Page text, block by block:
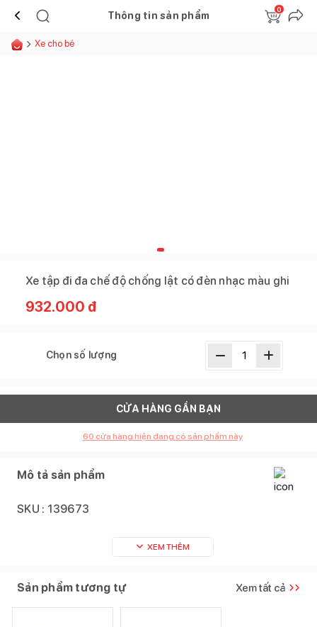
Thông tin sản phẩm
0
Xe cho bé
Xe tập đi đa chế độ chống lật có đèn nhạc màu ghi
932.000 đ
Chọn số lượng
CỬA HÀNG GẦN BẠN
60 cửa hàng hiện đang có sản phẩm này
Mô tả sản phẩm
SKU : 139673
XEM THÊM
Sản phẩm tương tự Xem tất cả